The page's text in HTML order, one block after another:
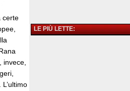
certe
invece,
LE PIÙ LETTE: